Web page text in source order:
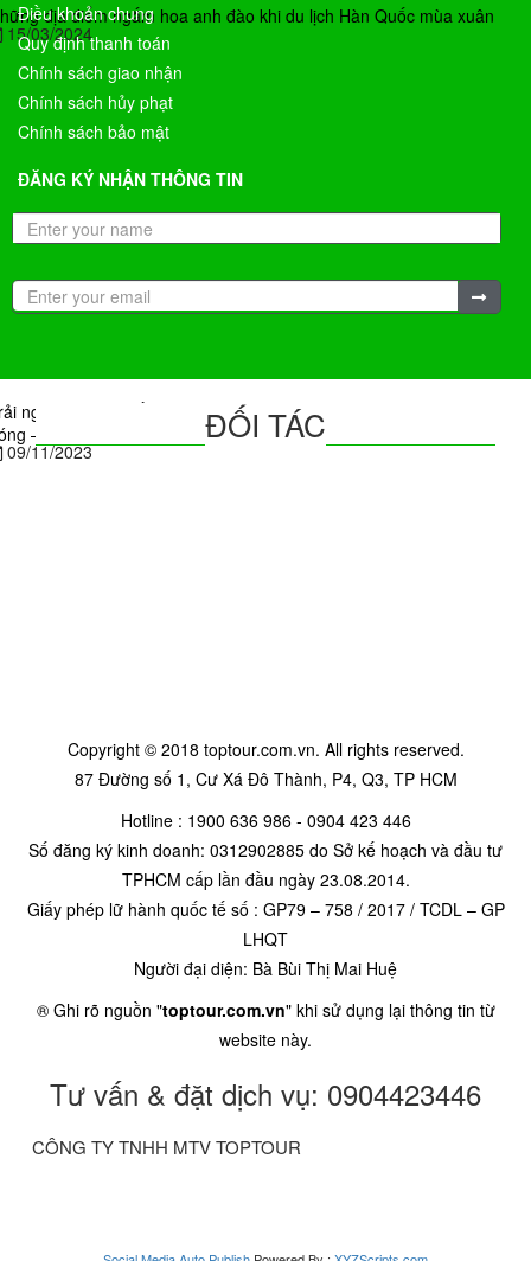
địa điểm ngắm hoa anh đào khi du lịch Hàn Quốc mùa xuân
15/03/2024
nghiệm du lịch Úc mùa xuân ngâm mình trong dòng suối nước
– Hoạt động siêu thú vị không thể bỏ lỡ trong tháng 11 này
09/11/2023
Điều khoản chung
Quy định thanh toán
Chính sách giao nhận
Chính sách hủy phạt
Chính sách bảo mật
ĐĂNG KÝ NHẬN THÔNG TIN
ĐỐI TÁC
Copyright © 2018 toptour.com.vn. All rights reserved.
87 Đường số 1, Cư Xá Đô Thành, P4, Q3, TP HCM
Hotline : 1900 636 986 - 0904 423 446
Số đăng ký kinh doanh: 0312902885 do Sở kế hoạch và đầu tư
TPHCM cấp lần đầu ngày 23.08.2014.
Giấy phép lữ hành quốc tế số : GP79 – 758 / 2017 / TCDL – GP
LHQT
Người đại diện: Bà Bùi Thị Mai Huệ
® Ghi rõ nguồn "toptour.com.vn" khi sử dụng lại thông tin từ
website này.
Tư vấn & đặt dịch vụ: 0904423446
CÔNG TY TNHH MTV TOPTOUR